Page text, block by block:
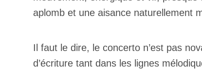
aplomb et une aisance naturellement
Il faut le dire, le concerto n’est pas
d’écriture tant dans les lignes